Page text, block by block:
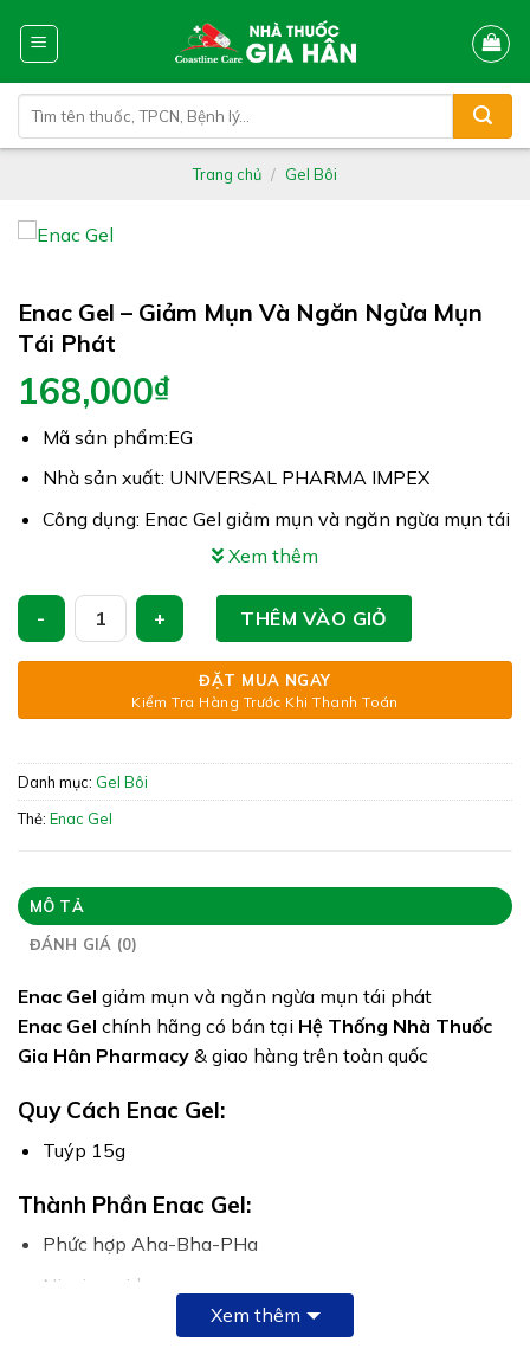
kiếm:
Trang chủ / Gel Bôi
Enac Gel – Giảm Mụn Và Ngăn Ngừa Mụn
Tái Phát
168,000₫
Mã sản phẩm:EG
Nhà sản xuất: UNIVERSAL PHARMA IMPEX
Công dụng: Enac Gel giảm mụn và ngăn ngừa mụn tái
Xuất xứ:
Giấy phép: N/A
Quy cách: Tuýp 15g
Tình trạng hàng: Còn hàng
Xem thêm
Enac Gel - Giảm Mụn Và Ngăn Ngừa Mụn Tái Phát số lượng
THÊM VÀO GIỎ
ĐẶT MUA NGAY
Kiểm Tra Hàng Trước Khi Thanh Toán
Danh mục: Gel Bôi
Thẻ: Enac Gel
MÔ TẢ
ĐÁNH GIÁ (0)
Enac Gel giảm mụn và ngăn ngừa mụn tái phát
Enac Gel chính hãng có bán tại Hệ Thống Nhà Thuốc
Gia Hân Pharmacy & giao hàng trên toàn quốc
Quy Cách Enac Gel:
Tuýp 15g
Thành Phần Enac Gel:
Phức hợp Aha-Bha-PHa
Niacinamide
Xem thêm